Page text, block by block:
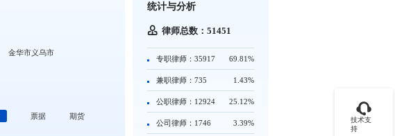
金华市义乌市
票据 期货
统计与分析
律师总数：51451
专职律师：35917 69.81%
兼职律师：735 1.43%
公职律师：12924 25.12%
公司律师：1746 3.39%
技术支
持